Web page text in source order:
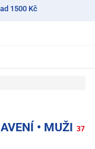
1500 Kč
• MUŽI 37